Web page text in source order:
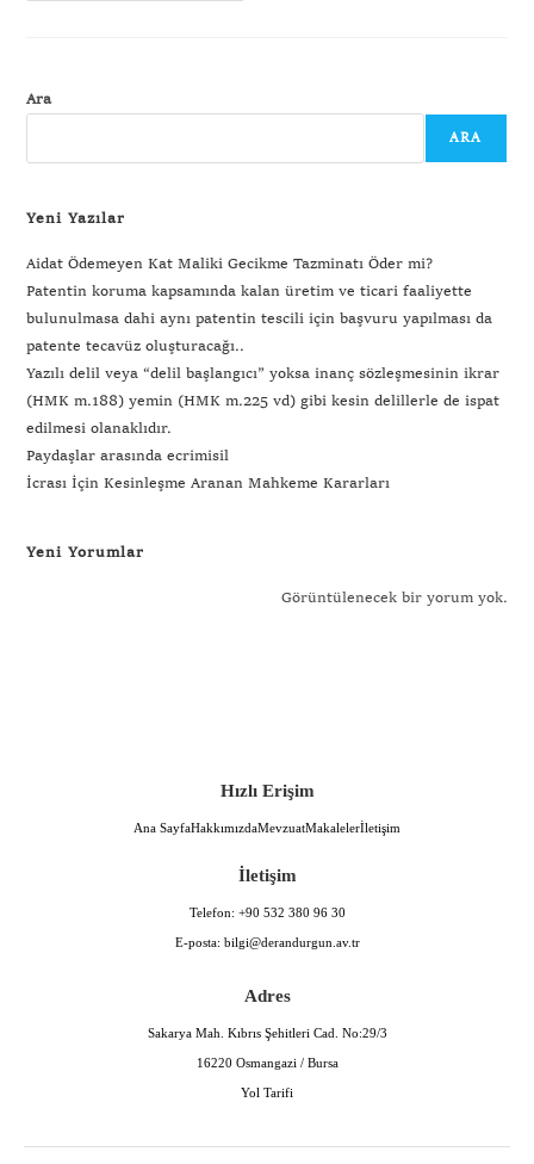
Ara
ARA
Yeni Yazılar
Aidat Ödemeyen Kat Maliki Gecikme Tazminatı Öder mi?
Patentin koruma kapsamında kalan üretim ve ticari faaliyette
bulunulmasa dahi aynı patentin tescili için başvuru yapılması da
patente tecavüz oluşturacağı..
Yazılı delil veya “delil başlangıcı” yoksa inanç sözleşmesinin ikrar
(HMK m.188) yemin (HMK m.225 vd) gibi kesin delillerle de ispat
edilmesi olanaklıdır.
Paydaşlar arasında ecrimisil
İcrası İçin Kesinleşme Aranan Mahkeme Kararları
Yeni Yorumlar
Görüntülenecek bir yorum yok.
Hızlı Erişim
Ana SayfaHakkımızdaMevzuatMakalelerİletişim
İletişim
Telefon: +90 532 380 96 30
E-posta: bilgi@derandurgun.av.tr
Adres
Sakarya Mah. Kıbrıs Şehitleri Cad. No:29/3
16220 Osmangazi / Bursa
Yol Tarifi